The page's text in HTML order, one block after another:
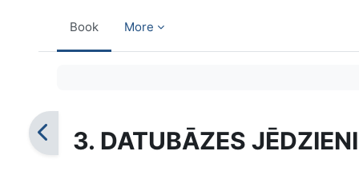
Book More
3. DATUBĀZES JĒDZIENI